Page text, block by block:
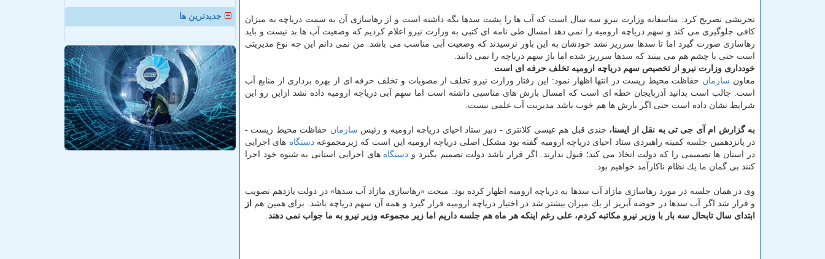
تجریشی تصریح كرد: متاسفانه وزارت نیرو سه سال است كه آب ها را پشت سدها نگه داشته است و از رهاسازی آن به سمت دریاچه به میزان
كافی جلوگیری می كند و سهم دریاچه ارومیه را نمی دهد.امسال طی نامه ای كتبی به وزارت نیرو اعلام كردیم كه وضعیت آب ها بد نیست و باید
رهاسازی صورت گیرد اما تا سدها سرریز نشد خودشان به این باور نرسیدند كه وضعیت آبی مناسب می باشد. من نمی دانم این چه نوع مدیریتی
است حتی با چشم هم می بینند كه سدها سرریز شده اما باز سهم دریاچه را نمی دانند.
خودداری وزارت نیرو از تخصیص سهم دریاچه ارومیه تخلف حرفه ای است
معاون سازمان حفاظت محیط زیست در انتها اظهار نمود: این رفتار وزارت نیرو تخلف از مصوبات و تخلف حرفه ای از بهره برداری از منابع آب
است. جالب است بدانید آذربایجان خطه ای است كه امسال بارش های مناسبی داشته است اما سهم آبی دریاچه ارومیه داده نشد ازاین رو این
شرایط نشان داده است حتی اگر بارش ها هم خوب باشد مدیریت آب علمی نیست.
به گزارش ام آی جی تی به نقل از ایسنا، چندی قبل هم عیسی كلانتری - دبیر ستاد احیای دریاچه ارومیه و رئیس سازمان حفاظت محیط زیست -
در پانزدهمین جلسه كمیته راهبردی ستاد احیای دریاچه ارومیه گفته بود مشكل اصلی دریاچه ارومیه این است كه زیرمجموعهدستگاه های اجرایی
در استان ها تصمیمی را كه دولت اتخاذ می كند؛ قبول ندارند. اگر قرار باشد دولت تصمیم بگیرد و دستگاه های اجرایی استانی به شیوه خود اجرا
كنند بی گمان ما یك نظام ناكارآمد خواهیم بود.
وی در همان جلسه در مورد رهاسازی مازاد آب سدها به دریاچه ارومیه اظهار كرده بود: مبحث «رهاسازی مازاد آب سدها» در دولت یازدهم تصویب
و قرار شد اگر آب سدها در حوضه آبریز از یك میزان بیشتر شد در اختیار دریاچه ارومیه قرار گیرد و همه آن سهم دریاچه باشد. برای همین هم از
ابتدای سال تابحال سه بار با وزیر نیرو مكاتبه كردم، علی رغم اینكه هر ماه هم جلسه داریم اما زیر مجموعه وزیر نیرو به ما جواب نمی دهند.
جدیدترین ها